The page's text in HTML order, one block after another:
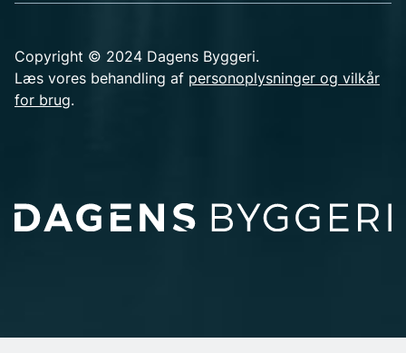
Copyright © 2024 Dagens Byggeri.
Læs vores behandling af personoplysninger og vilkår
for brug.